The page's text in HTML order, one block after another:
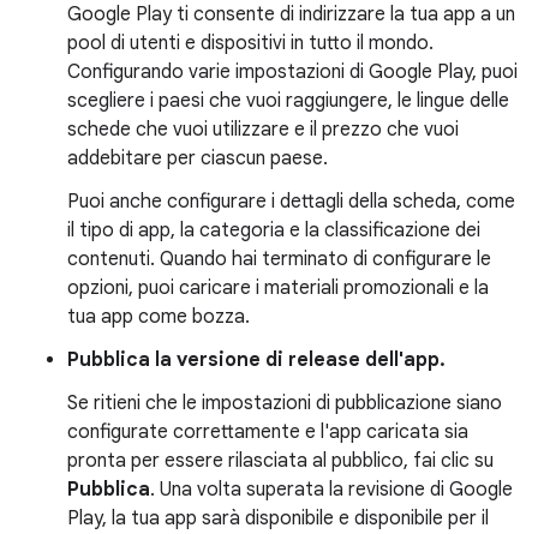
Google Play ti consente di indirizzare la tua app a un
pool di utenti e dispositivi in tutto il mondo.
Configurando varie impostazioni di Google Play, puoi
scegliere i paesi che vuoi raggiungere, le lingue delle
schede che vuoi utilizzare e il prezzo che vuoi
addebitare per ciascun paese.
Puoi anche configurare i dettagli della scheda, come
il tipo di app, la categoria e la classificazione dei
contenuti. Quando hai terminato di configurare le
opzioni, puoi caricare i materiali promozionali e la
tua app come bozza.
Pubblica la versione di release dell'app.
Se ritieni che le impostazioni di pubblicazione siano
configurate correttamente e l'app caricata sia
pronta per essere rilasciata al pubblico, fai clic su
Pubblica. Una volta superata la revisione di Google
Play, la tua app sarà disponibile e disponibile per il